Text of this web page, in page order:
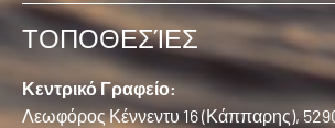
ΤΟΠΟΘΕΣΊΕΣ
Κεντρικό Γραφείο:
Λεωφόρος Κέννεντυ 16 (Κάππαρης),